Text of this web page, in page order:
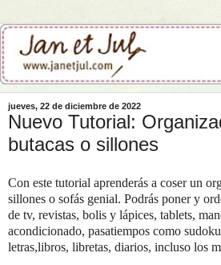
jueves, 22 de diciembre de 2022
Nuevo Tutorial:
butacas o sillones
Con este tutorial aprenderás a coser un
sillones o sofás genial. Podrás poner y
de tv, revistas, bolis y lápices, tablets,
acondicionado, pasatiempos como
letras,libros, libretas, diarios, incluso los